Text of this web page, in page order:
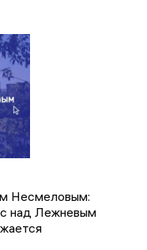
Несмеловым:
над Лежневым